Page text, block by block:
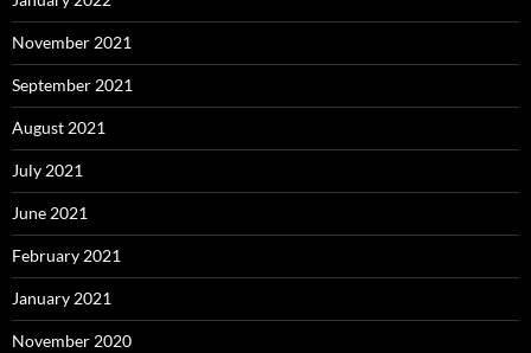
November 2021
September 2021
August 2021
July 2021
June 2021
February 2021
January 2021
November 2020